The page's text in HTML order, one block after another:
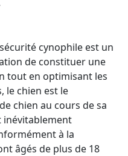
cynophile est un
de constituer une
tout en optimisant les
le chien est le
chien au cours de sa
inévitablement
à la
âgés de plus de 18